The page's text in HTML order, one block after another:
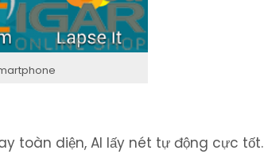
toàn diện, AI lấy nét tự động cực tốt.